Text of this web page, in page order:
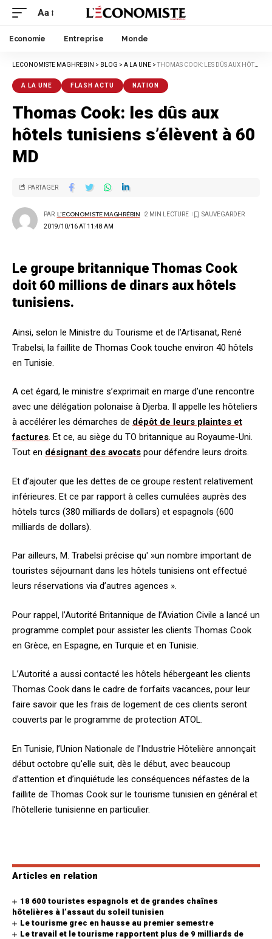
Aa
Economie Entreprise Monde
LECONOMISTE MAGHREBIN > BLOG > A LA UNE >THOMAS COOK: LES DÛS AUX HÔTELS TUNISIENS S’ÉLÈVENT À 60 MD
A LA UNE FLASH ACTU NATION
Thomas Cook: les dûs aux
hôtels tunisiens s’élèvent à 60
MD
2019/10/16 AT 11:48 AM
PAR L'ECONOMISTE MAGHRÉBIN 2 MIN LECTURE
PARTAGER
Le groupe britannique Thomas Cook
doit 60 millions de dinars aux hôtels
tunisiens.
Ainsi, selon le Ministre du Tourisme et de l’Artisanat, René
Trabelsi, la faillite de Thomas Cook touche environ 40 hôtels
en Tunisie.
A cet égard, le ministre s’exprimait en marge d’une rencontre
avec une délégation polonaise à Djerba. Il appelle les hôteliers
à accélérer les démarches de dépôt de leurs plaintes et
factures. Et ce, au siège du TO britannique au Royaume-Uni.
Tout en désignant des avocats pour défendre leurs droits.
Et d’ajouter que les dettes de ce groupe restent relativement
inférieures. Et ce par rapport à celles cumulées auprès des
hôtels turcs (380 milliards de dollars) et espagnols (600
milliards de dollars).
Par ailleurs, M. Trabelsi précise qu' »un nombre important de
touristes séjournant dans les hôtels tunisiens ont effectué
leurs réservations via d’autres agences ».
Pour rappel, l’Autorité Britannique de l’Aviation Civile a lancé un
programme complet pour assister les clients Thomas Cook
en Grèce, en Espagne, en Turquie et en Tunisie.
L’Autorité a aussi contacté les hôtels hébergeant les clients
Thomas Cook dans le cadre de forfaits vacances, pour leur
faire savoir que les frais de logement de ces clients seront
couverts par le programme de protection ATOL.
En Tunisie, l’Union Nationale de l’Industrie Hôtelière annonçait
début octobre qu’elle suit, dès le début, avec beaucoup
d’attention et d’inquiétude les conséquences néfastes de la
faillite de Thomas Cook sur le tourisme tunisien en général et
l’hôtellerie tunisienne en particulier.
Articles en relation
18 600 touristes espagnols et de grandes chaînes
hôtelières à l’assaut du soleil tunisien
Le tourisme grec en hausse au premier semestre
Le travail et le tourisme rapportent plus de 9 milliards de